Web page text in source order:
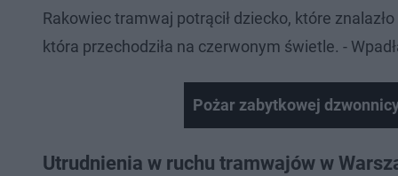
Rakowiec tramwaj potrącił dziecko, które
która przechodziła na czerwonym świetle. -
Pożar zabytkowej
Utrudnienia w ruchu tramwajów w